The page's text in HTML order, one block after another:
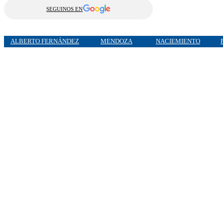
SEGUINOS EN
ALBERTO FERNÁNDEZ MENDOZA NACIEMIENTO